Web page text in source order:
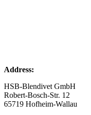
Address:
HSB-Blendivet GmbH
Robert-Bosch-Str. 12
65719 Hofheim-Wallau